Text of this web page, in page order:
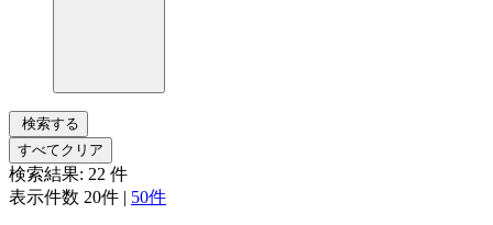
検索する
すべてクリア
検索結果: 22 件
表示件数 20件 | 50件